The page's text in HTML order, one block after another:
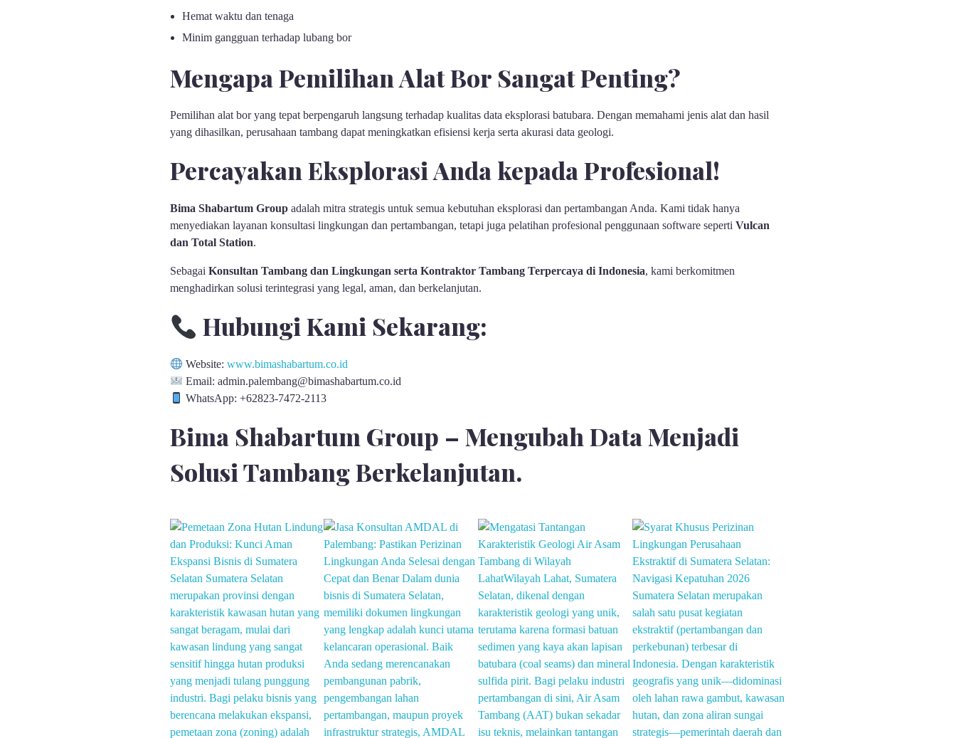
Hemat waktu dan tenaga
Minim gangguan terhadap lubang bor
Mengapa Pemilihan Alat Bor Sangat Penting?
Pemilihan alat bor yang tepat berpengaruh langsung terhadap kualitas data eksplorasi batubara. Dengan memahami jenis alat dan hasil
yang dihasilkan, perusahaan tambang dapat meningkatkan efisiensi kerja serta akurasi data geologi.
Percayakan Eksplorasi Anda kepada Profesional!
Bima Shabartum Groupadalah mitra strategis untuk semua kebutuhan eksplorasi dan pertambangan Anda. Kami tidak hanya
menyediakan layanan konsultasi lingkungan dan pertambangan, tetapi juga pelatihan profesional penggunaan software seperti Vulcan
dan Total Station.
Sebagai Konsultan Tambang dan Lingkungan serta Kontraktor Tambang Terpercaya di Indonesia, kami berkomitmen
menghadirkan solusi terintegrasi yang legal, aman, dan berkelanjutan.
Hubungi Kami Sekarang:
Website:www.bimashabartum.co.id
Email: admin.palembang@bimashabartum.co.id
WhatsApp: +62823-7472-2113
Bima Shabartum Group – Mengubah Data Menjadi
Solusi Tambang Berkelanjutan.